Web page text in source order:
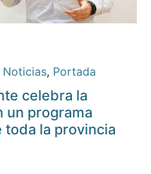
Noticias, Portada
celebra la
un programa
la provincia